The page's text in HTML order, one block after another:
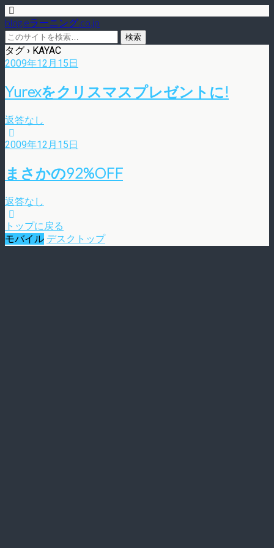
blog.eラーニング.co.jp
タグ › KAYAC
2009年12月15日
Yurexをクリスマスプレゼントに!
返答なし
2009年12月15日
まさかの92%OFF
返答なし
トップに戻る
モバイル デスクトップ